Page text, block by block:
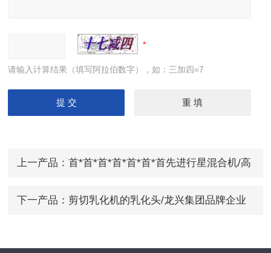
请输入计算结果（填写阿拉伯数字），如：三加四=7
上一产品： 首*首*首*首*首*首*首先进行星混合机/高
下一产品： 剪切乳化机的乳化头/龙兴集团品牌企业